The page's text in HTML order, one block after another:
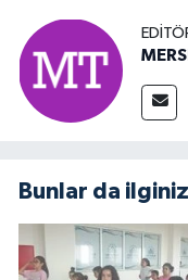
Bunlar da